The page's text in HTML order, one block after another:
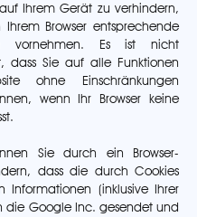
Ihrem Gerät zu verhindern,
Browser entsprechende
vornehmen. Es ist nicht
dass Sie auf alle Funktionen
ohne Einschränkungen
wenn Ihr Browser keine
Sie durch ein Browser-
dass die durch Cookies
Informationen (inklusive Ihrer
die Google Inc. gesendet und